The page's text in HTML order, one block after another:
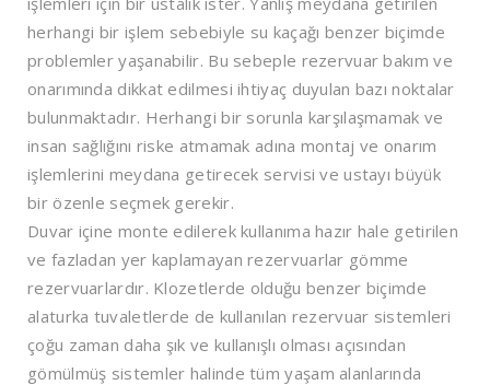
herhangi bir işlem sebebiyle su kaçağı benzer biçimde
problemler yaşanabilir. Bu sebeple rezervuar bakım ve
onarımında dikkat edilmesi ihtiyaç duyulan bazı noktalar
bulunmaktadır. Herhangi bir sorunla karşılaşmamak ve
insan sağlığını riske atmamak adına montaj ve onarım
işlemlerini meydana getirecek servisi ve ustayı büyük
bir özenle seçmek gerekir.
Duvar içine monte edilerek kullanıma hazır hale getirilen
ve fazladan yer kaplamayan rezervuarlar gömme
rezervuarlardır. Klozetlerde olduğu benzer biçimde
alaturka tuvaletlerde de kullanılan rezervuar sistemleri
çoğu zaman daha şık ve kullanışlı olması açısından
gömülmüş sistemler halinde tüm yaşam alanlarında